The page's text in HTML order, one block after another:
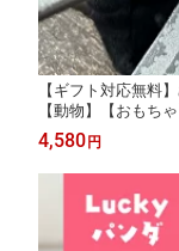
【ギフト対応無料
【動物】【おもち
わふわ 本物そっ
レゼント ぬいぐ
4,580 円